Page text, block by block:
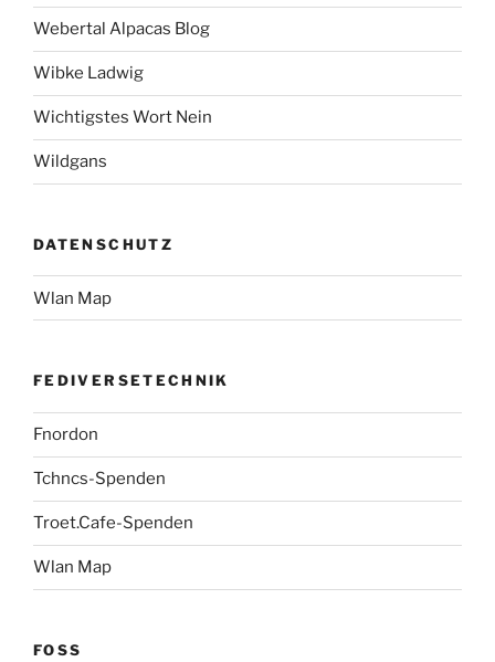
Webertal Alpacas Blog
Wibke Ladwig
Wichtigstes Wort Nein
Wildgans
DATENSCHUTZ
Wlan Map
FEDIVERSETECHNIK
Fnordon
Tchncs-Spenden
Troet.Cafe-Spenden
Wlan Map
FOSS